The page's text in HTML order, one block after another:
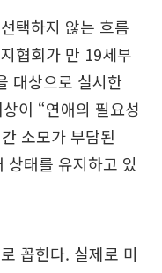
택하지 않는 흐름
협회가 만 19세부
대상으로 실시한
이 “연애의 필요성
소모가 부담된
상태를 유지하고 있
꼽힌다. 실제로 미